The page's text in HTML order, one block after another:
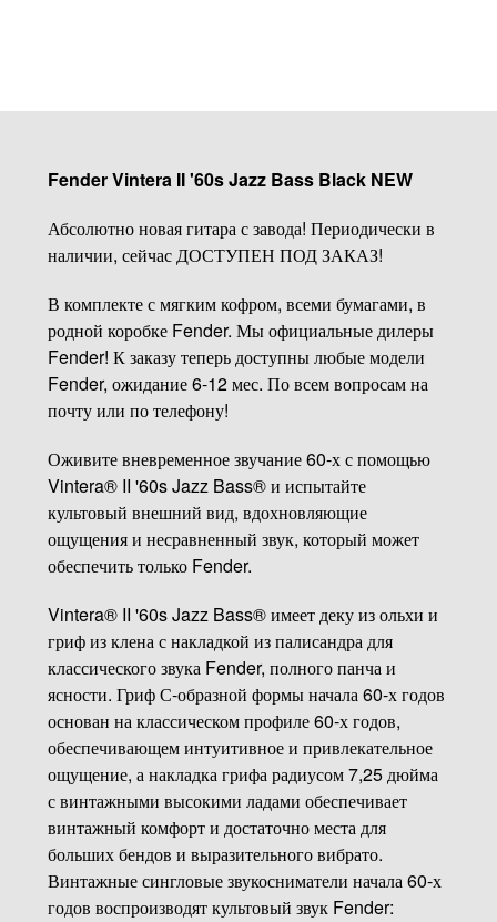
Fender Vintera II '60s Jazz Bass Black NEW
Абсолютно новая гитара с завода! Периодически в
наличии, сейчас ДОСТУПЕН ПОД ЗАКАЗ!
В комплекте с мягким кофром, всеми бумагами, в
родной коробке Fender. Мы официальные дилеры
Fender! К заказу теперь доступны любые модели
Fender, ожидание 6-12 мес. По всем вопросам на
почту или по телефону!
Оживите вневременное звучание 60-х с помощью
Vintera® II '60s Jazz Bass® и испытайте
культовый внешний вид, вдохновляющие
ощущения и несравненный звук, который может
обеспечить только Fender.
Vintera® II '60s Jazz Bass® имеет деку из ольхи и
гриф из клена с накладкой из палисандра для
классического звука Fender, полного панча и
ясности. Гриф С-образной формы начала 60-х годов
основан на классическом профиле 60-х годов,
обеспечивающем интуитивное и привлекательное
ощущение, а накладка грифа радиусом 7,25 дюйма
с винтажными высокими ладами обеспечивает
винтажный комфорт и достаточно места для
больших бендов и выразительного вибрато.
Винтажные сингловые звукосниматели начала 60-х
годов воспроизводят культовый звук Fender: